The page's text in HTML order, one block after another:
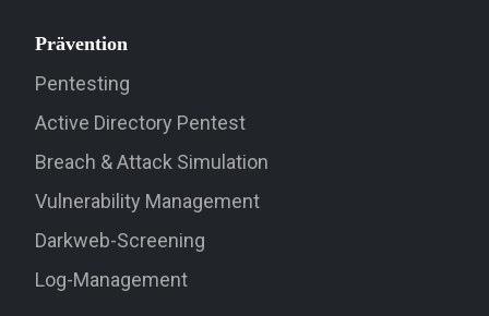
Prävention
Pentesting
Active Directory Pentest
Breach & Attack Simulation
Vulnerability Management
Darkweb-Screening
Log-Management